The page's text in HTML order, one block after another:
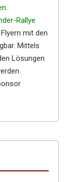
.
Rallye
mit den
Mittels
Lösungen